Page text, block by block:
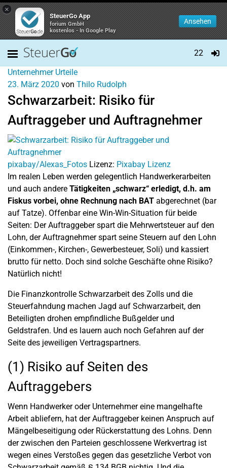
×
SteuerGo App
forium GmbH
kostenlos - In Google Play
Ansehen
22
Unternehmer Urteile
23. März 2020 von Thilo Rudolph
Schwarzarbeit: Risiko für
Auftraggeber und Auftragnehmer
pixabay/Alexas_Fotos Lizenz: Pixabay Lizenz
Im realen Leben werden gelegentlich Handwerkerarbeiten
und auch andere Tätigkeiten „schwarz“ erledigt, d.h. am
Fiskus vorbei, ohne Rechnung nach BAT abgerechnet (bar
auf Tatze). Offenbar eine Win-Win-Situation für beide
Seiten: Der Auftraggeber spart die Mehrwertsteuer auf den
Lohn, der Auftragnehmer spart seine Steuern auf den Lohn
(Einkommen-, Kirchen-, Gewerbesteuer, Soli) und kassiert
brutto für netto. Doch sind solche Geschäfte ohne Risiko?
Natürlich nicht!
Die Finanzkontrolle Schwarzarbeit des Zolls und die
Steuerfahndung machen Jagd auf Schwarzarbeit, den
Beteiligten drohen empfindliche Bußgelder und
Geldstrafen. Und es lauern auch noch Gefahren auf der
Seite des jeweiligen Vertragspartners.
(1) Risiko auf Seiten des
Auftraggebers
Wenn Handwerker oder Unternehmer eine mangelhafte
Arbeit abliefern, hat der Auftraggeber keinen Anspruch auf
Mängelbeseitigung oder Rückerstattung des Lohns. Denn
der zwischen den Parteien geschlossene Werkvertrag ist
wegen eines Verstoßes gegen das gesetzliche Verbot von